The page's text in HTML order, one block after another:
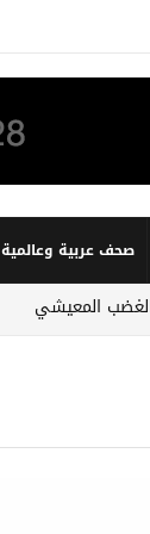
صحف عربية وعالمية
المعيشي